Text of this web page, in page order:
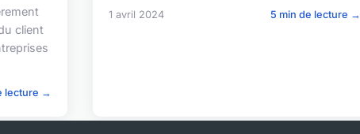
client
lecture →
1 avril 2024 5 min de lecture →